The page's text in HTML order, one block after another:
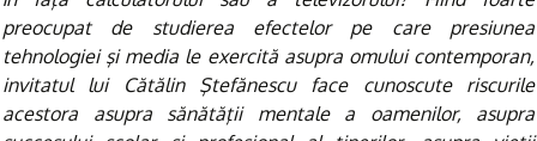
preocupat de studierea efectelor pe care presiunea
tehnologiei şi media le exercită asupra omului contemporan,
invitatul lui Cătălin Ştefănescu face cunoscute riscurile
acestora asupra sănătăţii mentale a oamenilor, asupra